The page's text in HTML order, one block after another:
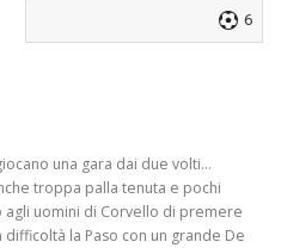
6
una gara dai due volti…
troppa palla tenuta e pochi
uomini di Corvello di premere
la Paso con un grande De